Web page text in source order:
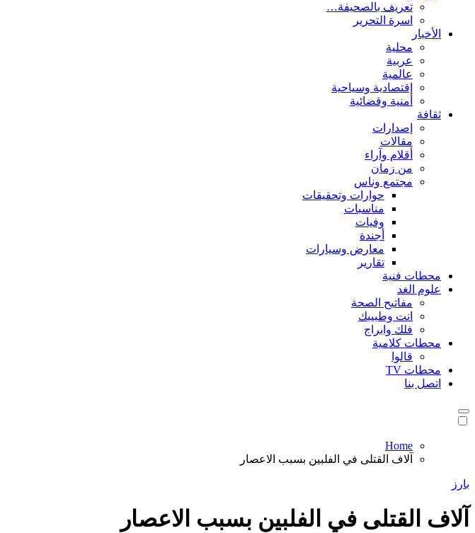
تعريف بالصحيفة…
اسرة التحرير
الأخبار
محلية
عربية
عالمية
إقتصادية وسياحية
أمنية وقضائية
ثقافة
إصدارات
مقالات
أقلام وآراء
من زمان
مجتمع وناس
حوارات وتحقيقات
مناسبات
وفيات
أجندة
معارض وسيارات
تقارير
محطات فنية
علوم الغد
مفاتيح الصحة
انت وطبيبك
فلك وابراج
محطات كلامية
قالوا
محطات TV
اتصل بنا
Home
آلاف القتلى في الفلبين بسبب الاعصار
بارز
آلاف القتلى في الفلبين بسبب الاعصار